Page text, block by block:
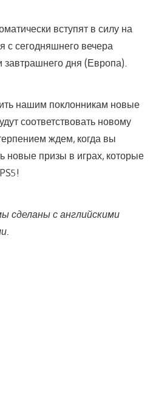
вступят в силу на
с сегодняшнего вечера
дня (Европа).
нашим поклонникам новые
соответствовать новому
ждем, когда вы
новые призы в играх, которые
сделаны с английскими